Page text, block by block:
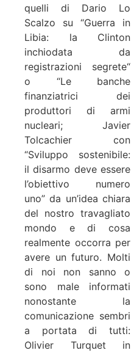
quelli di Dario Lo
Scalzo su “Guerra in
Libia: la Clinton
inchiodata da
registrazioni segrete“
o “Le banche
finanziatrici dei
produttori di armi
nucleari; Javier
Tolcachier con
“Sviluppo sostenibile:
il disarmo deve essere
l’obiettivo numero
uno” da un’idea chiara
del nostro travagliato
mondo e di cosa
realmente occorra per
avere un futuro. Molti
di noi non sanno o
sono male informati
nonostante la
comunicazione sembri
a portata di tutti:
Olivier Turquet in